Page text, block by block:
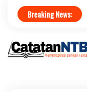
Breaking News:
Figur Tepat Pimpin